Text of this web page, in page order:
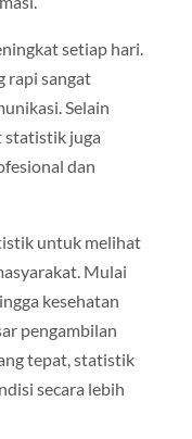
setiap hari.
rapi sangat
Selain
statistik juga
dan
untuk melihat
Mulai
kesehatan
pengambilan
tepat, statistik
secara lebih